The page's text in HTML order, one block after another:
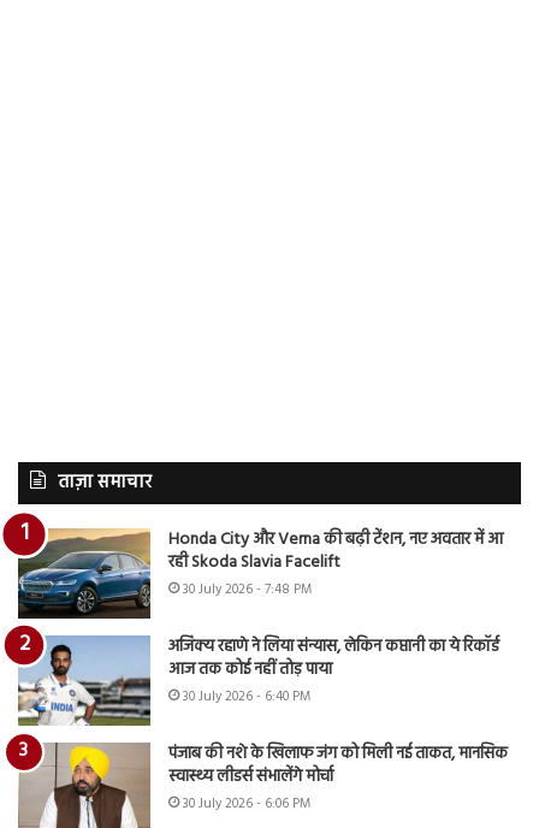
ताज़ा समाचार
Honda City और Verna की बढ़ी टेंशन, नए अवतार में आ
रही Skoda Slavia Facelift
30 July 2026 - 7:48 PM
अजिंक्य रहाणे ने लिया संन्यास, लेकिन कप्तानी का ये रिकॉर्ड
आज तक कोई नहीं तोड़ पाया
30 July 2026 - 6:40 PM
पंजाब की नशे के खिलाफ जंग को मिली नई ताकत, मानसिक
स्वास्थ्य लीडर्स संभालेंगे मोर्चा
30 July 2026 - 6:06 PM